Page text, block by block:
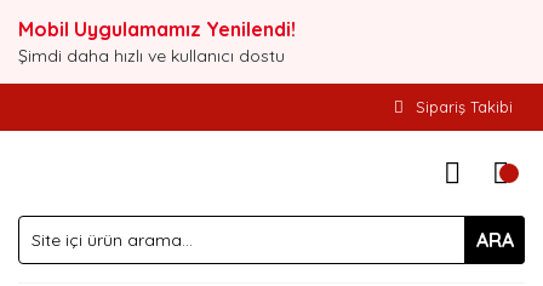
Mobil Uygulamamız Yenilendi!
Şimdi daha hızlı ve kullanıcı dostu
Sipariş Takibi
ARA